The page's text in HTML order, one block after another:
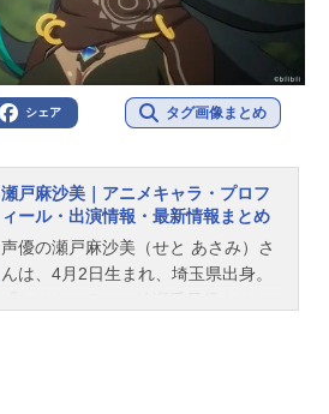
シェア タグ画像まとめ
瀬戸麻沙美｜アニメキャラ・プロフ
ィール・出演情報・最新情報まとめ
声優の瀬戸麻沙美（せと あさみ）さ
んは、4月2日生まれ、埼玉県出身。